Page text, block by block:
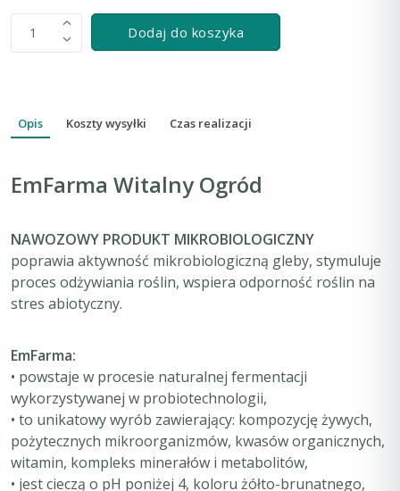
1 Dodaj do koszyka
Opis Koszty wysyłki Czas realizacji
EmFarma Witalny Ogród
NAWOZOWY PRODUKT MIKROBIOLOGICZNY
poprawia aktywność mikrobiologiczną gleby, stymuluje
proces odżywiania roślin, wspiera odporność roślin na
stres abiotyczny.
EmFarma:
• powstaje w procesie naturalnej fermentacji
wykorzystywanej w probiotechnologii,
• to unikatowy wyrób zawierający: kompozycję żywych,
pożytecznych mikroorganizmów, kwasów organicznych,
witamin, kompleks minerałów i metabolitów,
• jest cieczą o pH poniżej 4, koloru żółto-brunatnego,